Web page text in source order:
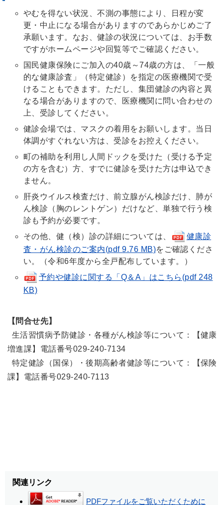
やむを得ない状況、不測の事態により、日程が変
更・中止になる場合がありますのであらかじめご了
承願います。なお、健診の状況については、お手数
ですがホームページや回覧等でご確認ください。
国民健康保険にご加入の40歳～74歳の方は、「一般
的な健康診査」（特定健診）を指定の医療機関で受
けることもできます。ただし、集団健診の内容と異
なる場合がありますので、医療機関に問い合わせの
上、受診してください。
健診会場では、マスクの着用をお願いします。当日
体調がすぐれない方は、受診をお控えください。
町の補助を利用し人間ドックを受けた（受ける予定
の方を含む）方、すでに健診を受けた方は申込でき
ません。
肝炎ウイルス検査だけ、前立腺がん検診だけ、肺が
ん検診（胸のレントゲン）だけなど、単独で行う検
診も予約が必要です。
その他、健（検）診の詳細については、
健康診
査・がん検診のご案内(pdf 9.76 MB)をご確認くださ
い。（令和6年度から全戸配布しています。）
予約や健診に関する「Q＆A」はこちら(pdf 248
KB)
【問合せ先】
生活習慣病予防健診・各種がん検診等について：【健康
増進課】電話番号029-240-7134
特定健診（国保）・後期高齢者健診等について：【保険
課】電話番号029-240-7113
関連リンク
PDFファイルをご覧いただくために